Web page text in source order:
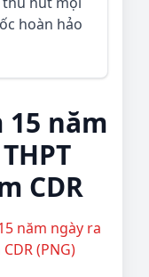
hoàn hảo
năm
CDR
năm ngày ra
(PNG)